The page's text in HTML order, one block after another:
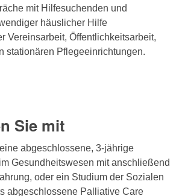
mit Hilfesuchenden und
häuslicher Hilfe
Vereinsarbeit, Öffentlichkeitsarbeit,
stationären Pflegeeinrichtungen.
Sie mit
abgeschlossene, 3-jährige
Gesundheitswesen mit anschließend
oder ein Studium der Sozialen
abgeschlossene Palliative Care